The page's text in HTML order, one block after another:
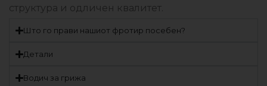
структура и одличен квалитет.
Што го прави нашиот фротир посебен?
Детали
Водич за грижа